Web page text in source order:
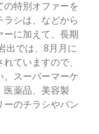
特別オファーを
ラシは、などから
に加えて、長期
出では、8月月に
ていますので、
スーパーマーケ
医薬品、美容製
のチラシやパン